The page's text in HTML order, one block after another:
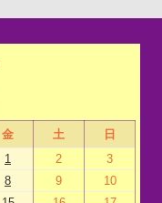
金 土
日
1
2
3
8 9
10